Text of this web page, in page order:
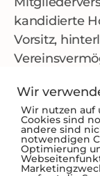
kandidierte
Vorsitz,
Kategorien:
Wir
Wir nutzen auf
Cookies sind
andere sind
notwendigen
Optimierung